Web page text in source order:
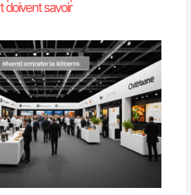
doivent savoir